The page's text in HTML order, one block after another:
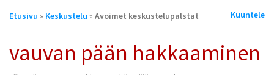
Olet
Etusivu » Keskustelu » Avoimet keskustelupalstat Kuuntele
vauvan pään hakkaaminen